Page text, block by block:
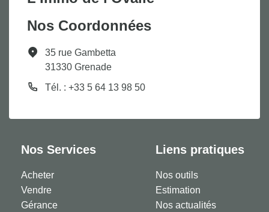
Nos Coordonnées
35 rue Gambetta
31330 Grenade
Tél. : +33 5 64 13 98 50
Nos Services
Acheter
Vendre
Gérance
Liens pratiques
Nos outils
Estimation
Nos actualités